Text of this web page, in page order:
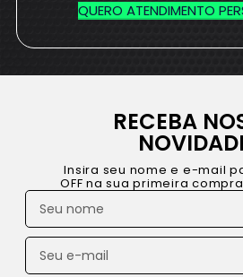
QUERO ATENDIMENTO
RECEBA
Insira seu nome e e-mail
OFF na sua primeira